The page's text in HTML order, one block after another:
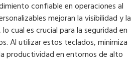
confiable en operaciones al
mejoran la visibilidad y la
cual es crucial para la seguridad en
Al utilizar estos teclados, minimiza
productividad en entornos de alto